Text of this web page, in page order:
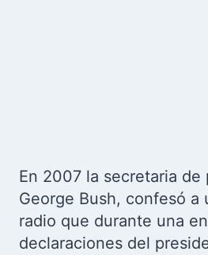
En 2007 la secretaria de
George Bush, confesó a
radio que durante una
declaraciones del